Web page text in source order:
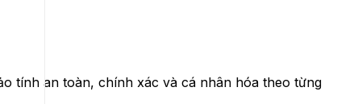
tính an toàn, chính xác và cá nhân hóa theo từng